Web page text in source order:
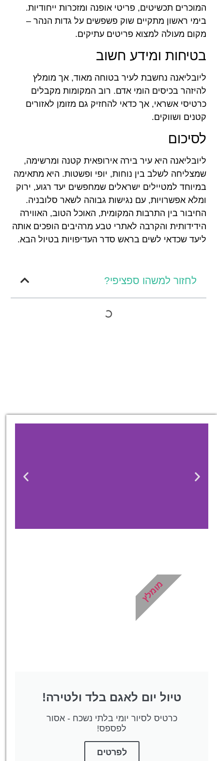
המוכרים תכשיטים, פריטי אופנה ומזכרות ייחודיות.
בימי ראשון מתקיים שוק פשפשים על גדות הנהר –
מקום מעולה למצוא פריטים עתיקים.
בטיחות ומידע חשוב
ליובליאנה נחשבת לעיר בטוחה מאוד, אך מומלץ
להיזהר בכיסים הומי אדם. רוב המקומות מקבלים
כרטיסי אשראי, אך כדאי להחזיק גם מזומן לאזורים
קטנים ושווקים.
לסיכום
ליובליאנה היא עיר בירה אירופאית קטנה ומרשימה,
שמצליחה לשלב בין נוחות, יופי ופשטות. היא מתאימה
במיוחד למטיילים ישראלים שמחפשים יעד רגוע, ירוק
ומלא אפשרויות, עם נגישות גבוהה לשאר סלובניה.
החיבור בין התרבות המקומית, האוכל הטוב, האווירה
הידידותית והקרבה לאתרי טבע מרהיבים הופכים אותה
ליעד שכדאי לשים בראש סדר העדיפויות בטיול הבא.
לחזור למשהו ספציפי?
טיול יום לאגם בלד ולטירה!
כרטיס לסיור יומי בלתי נשכח - אסור
לפספס!
לפרטים
מומלץ